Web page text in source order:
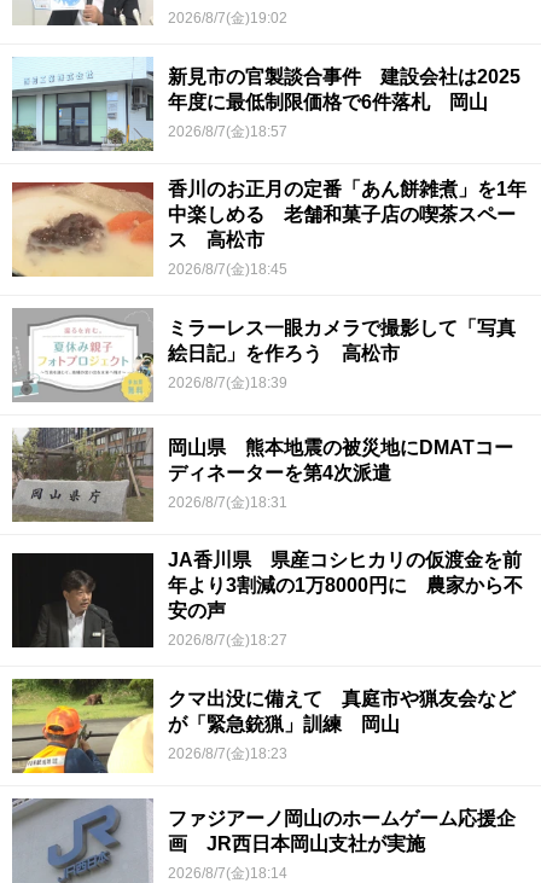
2026/8/7(金)19:02
新見市の官製談合事件 建設会社は2025
年度に最低制限価格で6件落札 岡山
2026/8/7(金)18:57
香川のお正月の定番「あん餅雑煮」を1年
中楽しめる 老舗和菓子店の喫茶スペー
ス 高松市
2026/8/7(金)18:45
ミラーレス一眼カメラで撮影して「写真
絵日記」を作ろう 高松市
2026/8/7(金)18:39
岡山県 熊本地震の被災地にDMATコー
ディネーターを第4次派遣
2026/8/7(金)18:31
JA香川県 県産コシヒカリの仮渡金を前
年より3割減の1万8000円に 農家から不
安の声
2026/8/7(金)18:27
クマ出没に備えて 真庭市や猟友会など
が「緊急銃猟」訓練 岡山
2026/8/7(金)18:23
ファジアーノ岡山のホームゲーム応援企
画 JR西日本岡山支社が実施
2026/8/7(金)18:14